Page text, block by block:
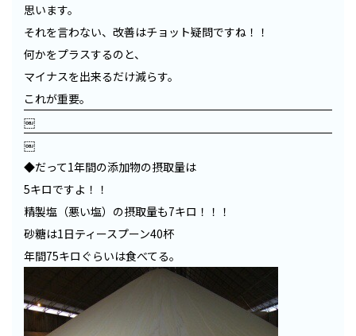
思います。
それを言わない、改善はチョット疑問ですね！！
何かをプラスするのと、
マイナスを出来るだけ減らす。
これが重要。
￼
￼
◆だって1年間の添加物の摂取量は
5キロですよ！！
精製塩（悪い塩）の摂取量も7キロ！！！
砂糖は1日ティースプーン40杯
年間75キロぐらいは食べてる。